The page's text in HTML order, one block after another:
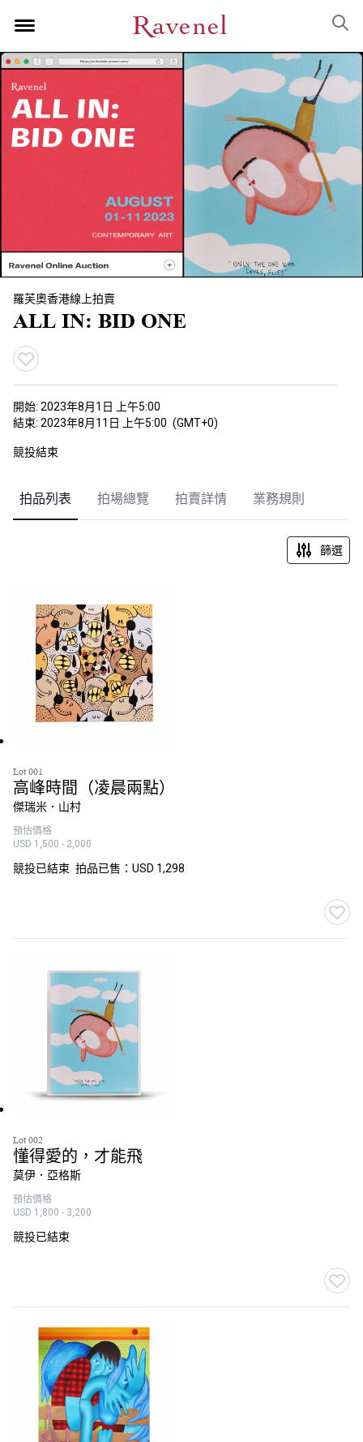
羅芙奧香港線上拍賣
ALL IN: BID ONE
開始: 2023年8月1日 上午5:00
結束: 2023年8月11日 上午5:00 (GMT+0)
競投結束
拍品列表 拍場總覽 拍賣詳情 業務規則
篩選
Lot 001
高峰時間（凌晨兩點）
傑瑞米．山村
預估價格
USD 1,500 - 2,000
競投已結束 拍品已售：USD 1,298
Lot 002
懂得愛的，才能飛
莫伊．亞格斯
預估價格
USD 1,800 - 3,200
競投已結束